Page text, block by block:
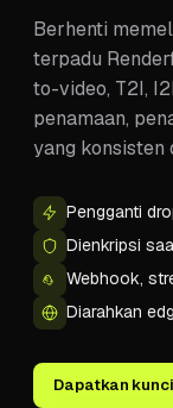
Berhenti
terpadu
to-video, T2I,
penamaan,
yang konsisten
Pengganti
Dienkripsi
Webhook,
Diarahkan
Dapatkan